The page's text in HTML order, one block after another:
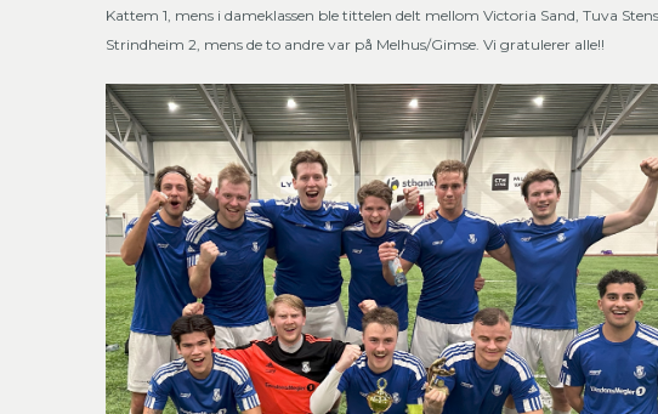
Kattem 1, mens i dameklassen ble tittelen delt mellom Victoria Sand, Tuva
Strindheim 2, mens de to andre var på Melhus/Gimse. Vi gratulerer alle!!